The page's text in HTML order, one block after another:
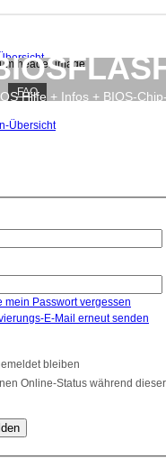
Hilfe + Infos + BIOS-
FAQ
Übersicht
mein Passwort vergessen
E-Mail erneut senden
bleiben
Online-Status während